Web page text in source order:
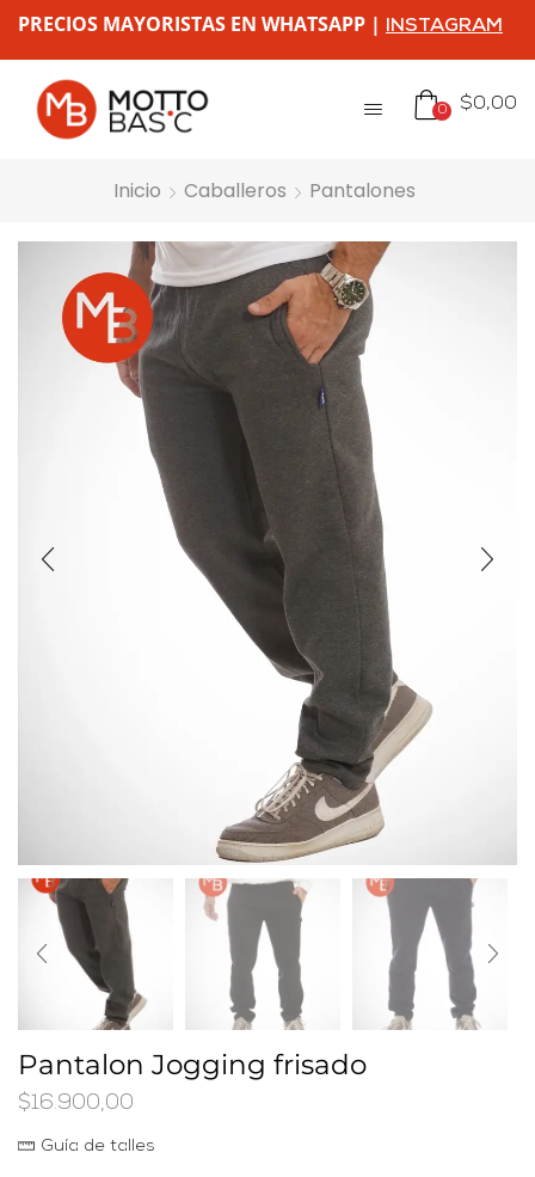
PRECIOS MAYORISTAS EN WHATSAPP | INSTAGRAM
0 $0,00
Inicio Caballeros Pantalones
Pantalon Jogging frisado
$16.900,00
Guía de talles